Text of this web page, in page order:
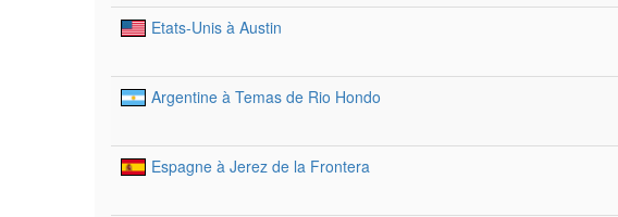
Etats-Unis à Austin
Argentine à Temas de Rio Hondo
Espagne à Jerez de la Frontera